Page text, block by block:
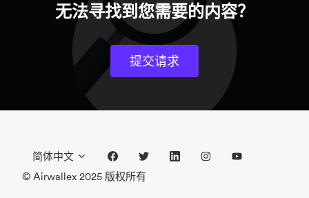
无法寻找到您需要的内容？
提交请求
简体中文
© Airwallex 2025 版权所有